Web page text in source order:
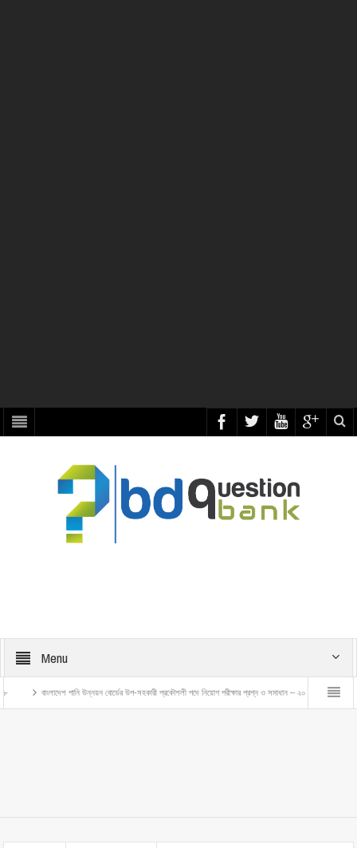
Menu
বোর্ডের উপ-সহকারী প্রকৌশলী পদে নিয়োগ পরীক্ষার প্রশ্ন ও সমাধান – ২০২৬ বাংলাদেশ রেলওয়ে ট্রেন এক্সামিনার